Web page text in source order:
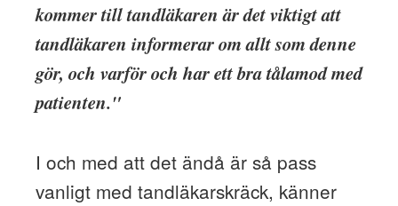
kommer till tandläkaren är det viktigt att
tandläkaren informerar om allt som denne
gör, och varför och har ett bra tålamod med
patienten."
I och med att det ändå är så pass
vanligt med tandläkarskräck, känner